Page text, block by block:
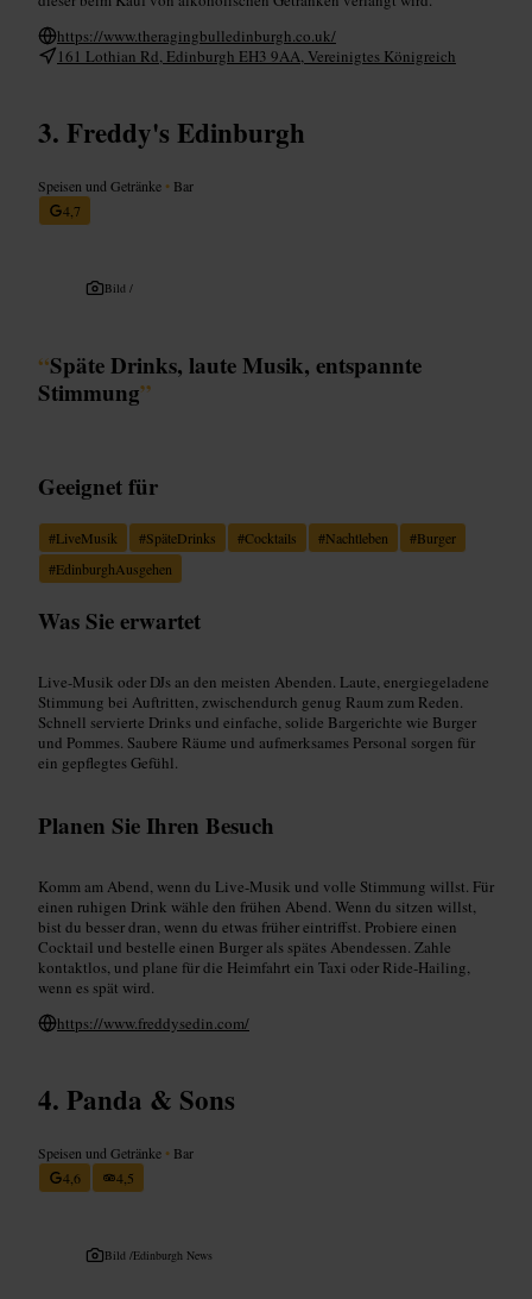
https://www.theragingbulledinburgh.co.uk/
161 Lothian Rd, Edinburgh EH3 9AA, Vereinigtes Königreich
Freddy's Edinburgh
Speisen und Getränke • Bar
4,7
Bild /
“Späte Drinks, laute Musik, entspannte
Stimmung”
Geeignet für
#LiveMusik #SpäteDrinks #Cocktails #Nachtleben #Burger
#EdinburghAusgehen
Was Sie erwartet
Live-Musik oder DJs an den meisten Abenden. Laute, energiegeladene
Stimmung bei Auftritten, zwischendurch genug Raum zum Reden.
Schnell servierte Drinks und einfache, solide Bargerichte wie Burger
und Pommes. Saubere Räume und aufmerksames Personal sorgen für
ein gepflegtes Gefühl.
Planen Sie Ihren Besuch
Komm am Abend, wenn du Live-Musik und volle Stimmung willst. Für
einen ruhigen Drink wähle den frühen Abend. Wenn du sitzen willst,
bist du besser dran, wenn du etwas früher eintriffst. Probiere einen
Cocktail und bestelle einen Burger als spätes Abendessen. Zahle
kontaktlos, und plane für die Heimfahrt ein Taxi oder Ride‑Hailing,
wenn es spät wird.
https://www.freddysedin.com/
Panda & Sons
Speisen und Getränke • Bar
4,6
4,5
Bild /Edinburgh News